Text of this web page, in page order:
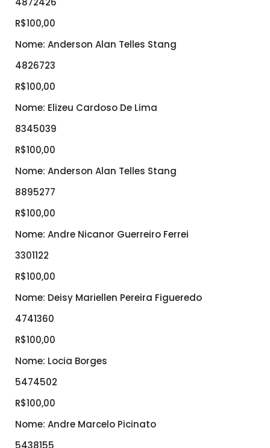
R$100,00
Nome: Anderson Alan Telles Stang
4826723
R$100,00
Nome: Elizeu Cardoso De Lima
8345039
R$100,00
Nome: Anderson Alan Telles Stang
8895277
R$100,00
Nome: Andre Nicanor Guerreiro Ferrei
3301122
R$100,00
Nome: Deisy Mariellen Pereira Figueredo
4741360
R$100,00
Nome: Locia Borges
5474502
R$100,00
Nome: Andre Marcelo Picinato